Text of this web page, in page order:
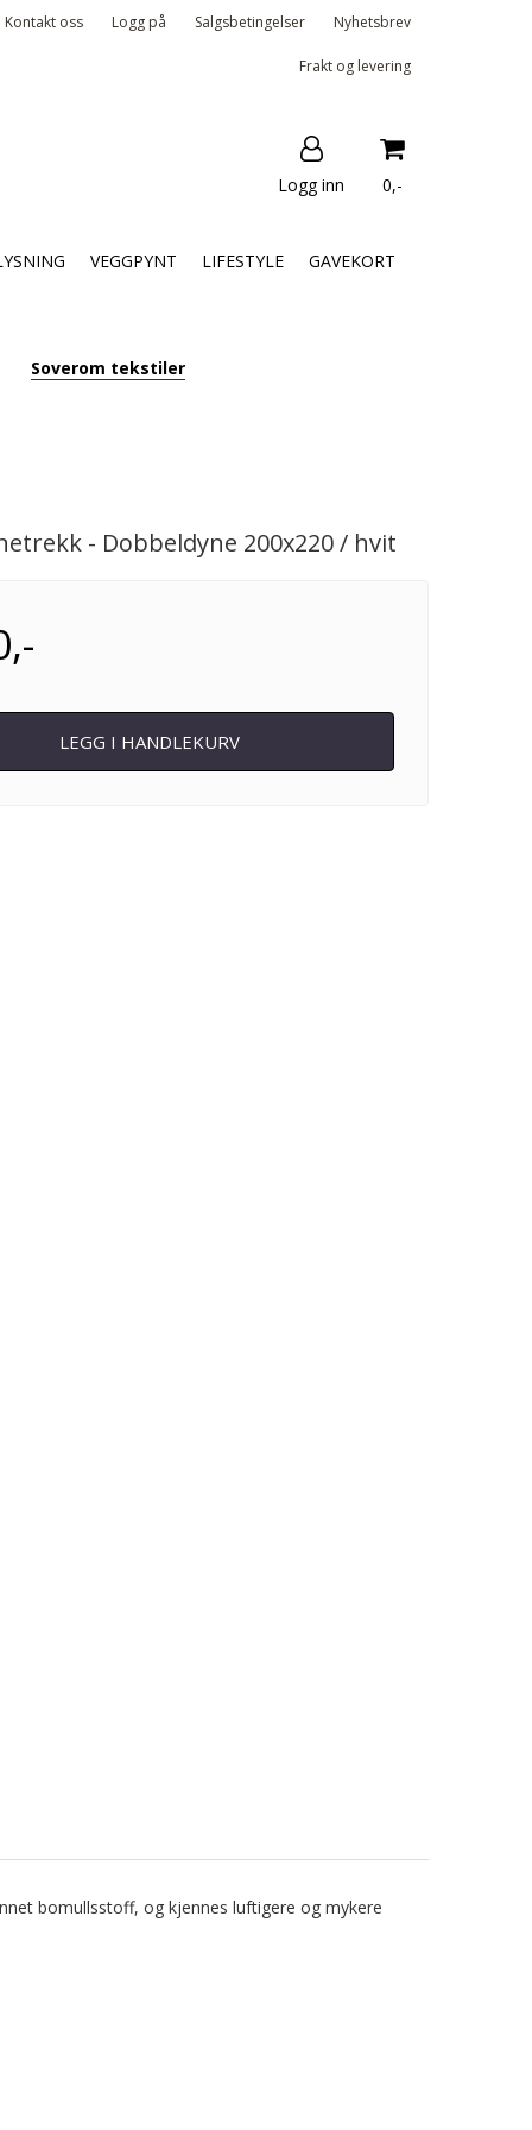
Kontakt oss Logg på Salgsbetingelser Nyhetsbrev
Frakt og levering
Logg inn 0,-
VEGGPYNT LIFESTYLE GAVEKORT
Soverom tekstiler
- Dobbeldyne 200x220 / hvit
LEGG I HANDLEKURV
bomullsstoff, og kjennes luftigere og mykere